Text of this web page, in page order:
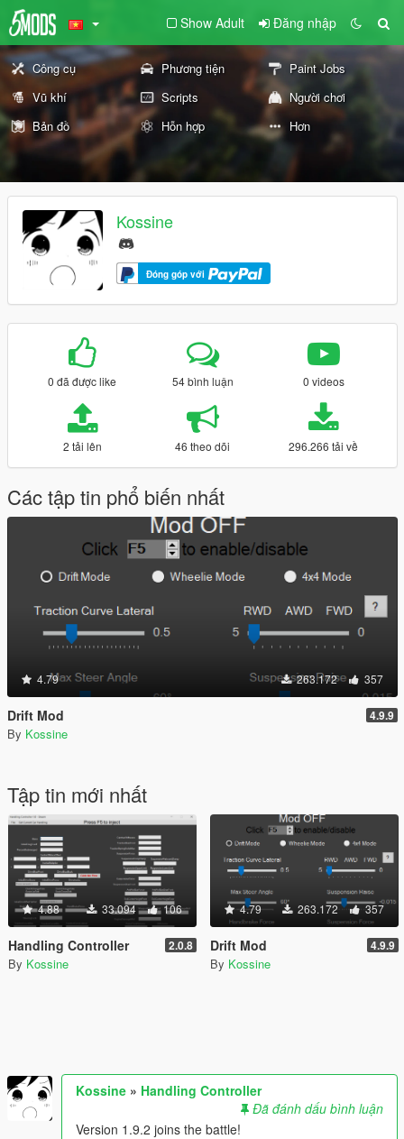
Show Adult Đăng nhập
Công cụ Phương tiện
Paint Jobs
Vũ khí
Scripts
Người chơi
Bản đồ
Hỗn hợp Hơn
Kossine
Đóng góp với
0 đã được like 54 bình luận 0 videos
2 tải lên 46 theo dõi 296.266 tải về
Các tập tin phổ biến nhất
4.79 263.172 357
Drift Mod 4.9.9
By Kossine
Tập tin mới nhất
4.88 33.094 106
Handling Controller 2.0.8
By Kossine
4.79 263.172 357
Drift Mod 4.9.9
By Kossine
Kossine » Handling Controller
Đã đánh dấu bình luận
Version 1.9.2 joins the battle!